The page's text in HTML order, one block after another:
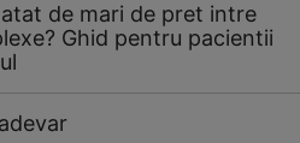
de mari de pret intre
Ghid pentru pacientii